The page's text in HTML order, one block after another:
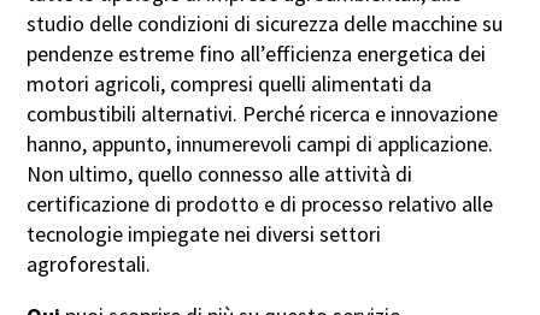
studio delle condizioni di sicurezza delle macchine su
pendenze estreme fino all’efficienza energetica dei
motori agricoli, compresi quelli alimentati da
combustibili alternativi. Perché ricerca e innovazione
hanno, appunto, innumerevoli campi di applicazione.
Non ultimo, quello connesso alle attività di
certificazione di prodotto e di processo relativo alle
tecnologie impiegate nei diversi settori
agroforestali.